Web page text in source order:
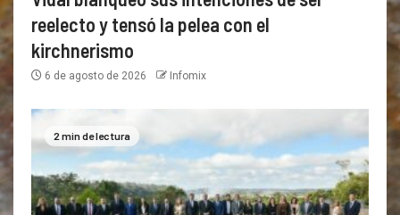
reelecto y tensó la pelea con el
kirchnerismo
6 de agosto de 2026 Infomix
2 min de lectura